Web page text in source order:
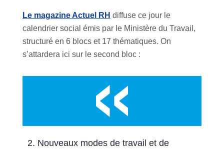
Le magazine Actuel RH diffuse ce jour le
calendrier social émis par le Ministère du Travail,
structuré en 6 blocs et 17 thématiques. On
s’attardera ici sur le second bloc :
2. Nouveaux modes de travail et de